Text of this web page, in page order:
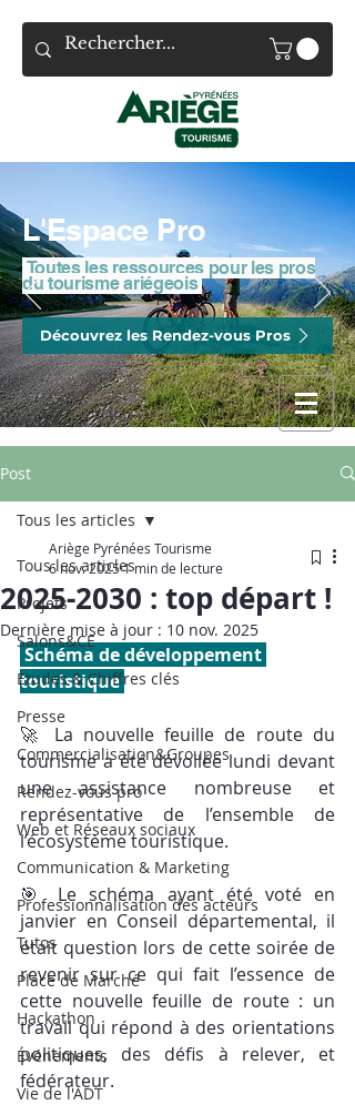
L'Espace Pro
Toutes les ressources pour les pros
du tourisme ariégeois
Découvrez les Rendez-vous Pros
Post
Tous les articles
Projets
Salons&CE
Etudes & Chiffres clés
Presse
Commercialisation&Groupes
Rendez-vous pro
Web et Réseaux sociaux
Communication & Marketing
Professionnalisation des acteurs
Tutos
Place de Marché
Hackathon
Événements
Vie de l'ADT
Tous les articles
2025-2030 : top départ !
Ariège Pyrénées Tourisme
6 nov. 20251 min de lecture
Dernière mise à jour : 10 nov. 2025
Schéma de développement
touristique
🚀 La nouvelle feuille de route du
tourisme a été dévoilée lundi devant
une assistance nombreuse et
représentative de l’ensemble de
l’écosystème touristique.
🎯 Le schéma ayant été voté en
janvier en Conseil départemental, il
était question lors de cette soirée de
revenir sur ce qui fait l’essence de
cette nouvelle feuille de route : un
travail qui répond à des orientations
politiques, des défis à relever, et
fédérateur.